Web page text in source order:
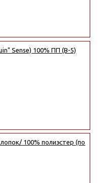
Sense) 100% ПП (B-5)
100% полиэстер (по